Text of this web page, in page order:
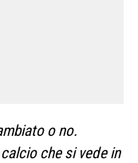
o no.
che si vede in